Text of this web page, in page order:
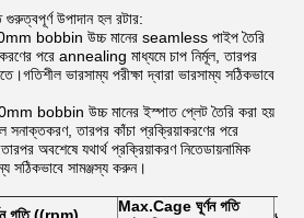
গুরুত্বপূর্ণ উপাদান হল রটার:
bobbin উচ্চ মানের seamless পাইপ তৈরি
পরে annealing মাধ্যমে চাপ নির্মূল, তারপর
ভারসাম্য পরীক্ষা দ্বারা ভারসাম্য সঠিকভাবে
bobbin উচ্চ মানের ইস্পাত প্লেট তৈরি করা হয়
সনাক্তকরণ, তারপর কাঁচা প্রক্রিয়াকরণের পরে
অবশেষে যথার্থ প্রক্রিয়াকরণ নিতেডায়নামিক
সঠিকভাবে সামঞ্জস্য করুন।
Max.Cage ঘূর্ণন গতি